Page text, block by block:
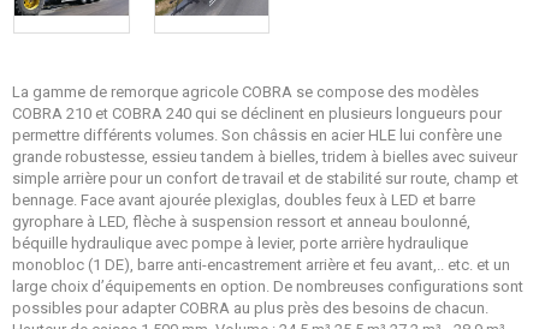
La gamme de remorque agricole COBRA se compose des modèles
COBRA 210 et COBRA 240 qui se déclinent en plusieurs longueurs pour
permettre différents volumes. Son châssis en acier HLE lui confère une
grande robustesse, essieu tandem à bielles, tridem à bielles avec suiveur
simple arrière pour un confort de travail et de stabilité sur route, champ et
bennage. Face avant ajourée plexiglas, doubles feux à LED et barre
gyrophare à LED, flèche à suspension ressort et anneau boulonné,
béquille hydraulique avec pompe à levier, porte arrière hydraulique
monobloc (1 DE), barre anti-encastrement arrière et feu avant,.. etc. et un
large choix d’équipements en option. De nombreuses configurations sont
possibles pour adapter COBRA au plus près des besoins de chacun.